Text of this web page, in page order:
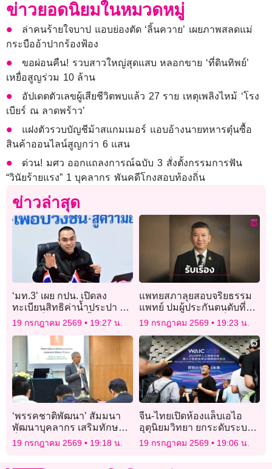
ข่าวยอดนิยมในหมวดหมู่
ล่าคนร้ายใจบาป แอบย่องตัด ‘ลิ้นควาย’ เผยภาพสลดแม่
กระบืออ้าปากร้องฟ้อง
ขอผ่อนคืน! รวบสาวใหญ่สุดแสบ หลอกขาย ‘ที่ดินทิพย์’
เหยื่อสูญร่วม 10 ล้าน
อัปเดตตัวเลขผู้เสียชีวิตพบแล้ว 27 ราย เหตุเพลิงไหม้ ‘โรง
เบียร์ ณ ลาดพร้าว’
แฝงตัวรวบบัญชีม้าสแกมเมอร์ แอบอ้างนายทหารตุ๋นซื้อ
สินค้าออนไลน์สูญกว่า 6 แสน
ด่วน! มศว ออกแถลงการณ์ฉบับ 3 สั่งตั้งกรรมการฟัน
“วินัยร้ายแรง” 1 บุคลากร พันคดีโกงสอบท้องถิ่น
ข่าวล่าสุด
‘มท.3’ เผย กปน. เปิดลง
ทะเบียนสิทธิค่าน้ำประปา ปี
2569 เริ่ม 20 ก.ค.นี้
19 กรกฎาคม 2569 19:27 น.
แพทยสภาลุยสอบจริยธรรม
แพทย์ ปมผู้ประกันตนดับที่
ราชบุรี ยันให้ความเป็นธรรม
‘ครูทราย’
19 กรกฎาคม 2569 19:23 น.
‘พรรคชาติพัฒนา’ สัมมนา
พัฒนาบุคลากร เสริมทักษะ
สื่อสารการเมือง ก้าวทันยุค
19 กรกฎาคม 2569 19:18 น.
จีน-ไทยเปิดห้องแล็บเอไอ
อุตุนิยมวิทยา ยกระดับระบบ
เตือนภัยล่วงหน้าข้าม
พรมแดน
19 กรกฎาคม 2569 19:06 น.